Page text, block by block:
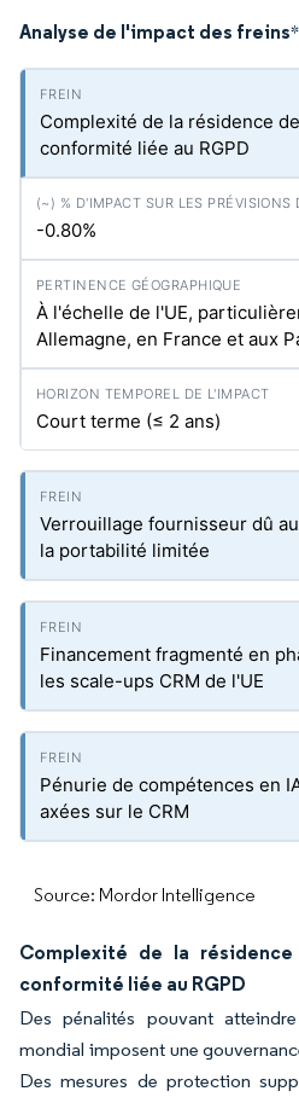
Analyse de l'impact des freins*
Complexité de la résidence
conformité liée au RGPD
-0.80%
À l'échelle de l'UE,
Allemagne, en France et aux
Court terme (≤ 2 ans)
Verrouillage fournisseur dû
la portabilité limitée
Financement fragmenté en
les scale-ups CRM de l'UE
Pénurie de compétences en
axées sur le CRM
Source: Mordor Intelligence
Complexité de la
conformité liée au RGPD
Des pénalités pouvant
mondial imposent une
Des mesures de protection